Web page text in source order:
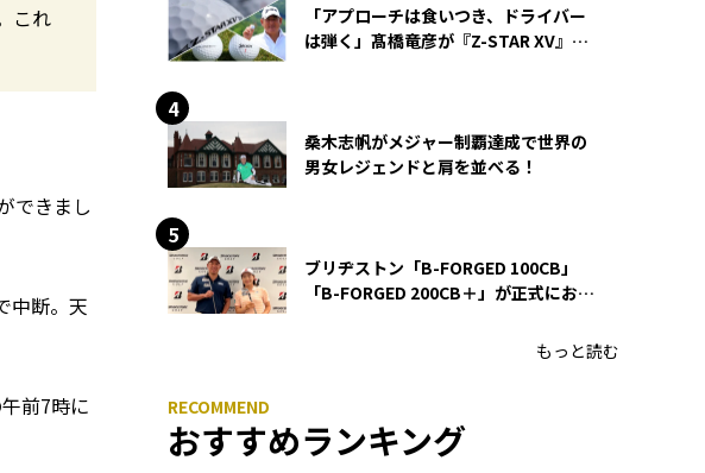
これ
できまし
中断。天
前7時に
「アプローチは食いつき、ドライバー
は弾く」髙橋竜彦が『Z-STAR XV』を
桑木志帆がメジャー制覇達成で世界の
男女レジェンドと肩を並べる！
ブリヂストン「B-FORGED 100CB」
「B-FORGED 200CB＋」が正式にお披
もっと読む
おすすめランキング